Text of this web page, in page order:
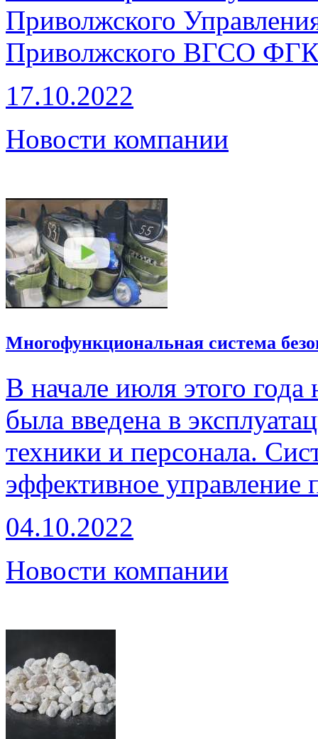
Приволжского
Приволжского ВГСО
17.10.2022
Новости компании
Многофункциональная система
В начале июля этого
была введена в
техники и персонала.
эффективное управление
04.10.2022
Новости компании